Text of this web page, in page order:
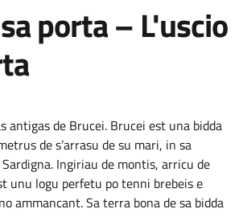
sa porta – L'uscio
notizia
antigas de Brucei. Brucei est una bidda
de s’arrasu de su mari, in sa
Ingiriau de montis, arricu de
unu logu perfetu po tenni brebeis e
ammancant. Sa terra bona de sa bidda